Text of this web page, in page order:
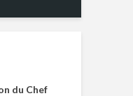
du Chef